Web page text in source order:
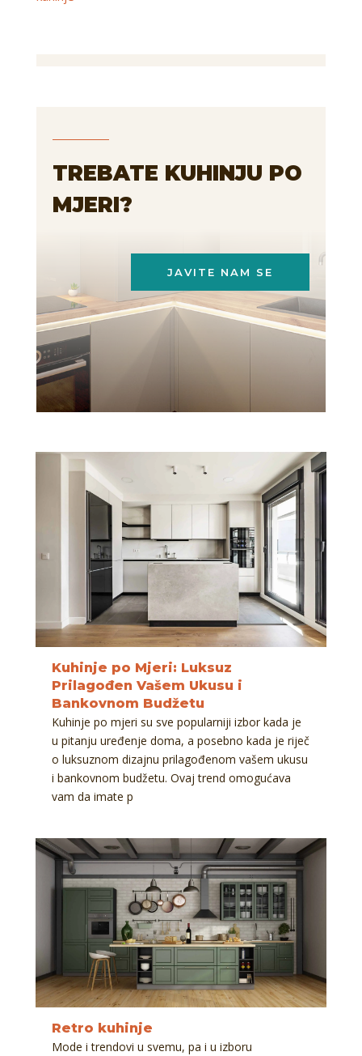
TREBATE KUHINJU PO
MJERI?
JAVITE NAM SE
Kuhinje po Mjeri: Luksuz
Prilagođen Vašem Ukusu i
Bankovnom Budžetu
Kuhinje po mjeri su sve popularniji izbor kada je
u pitanju uređenje doma, a posebno kada je riječ
o luksuznom dizajnu prilagođenom vašem ukusu
i bankovnom budžetu. Ovaj trend omogućava
vam da imate p
Retro kuhinje
Mode i trendovi u svemu, pa i u izboru